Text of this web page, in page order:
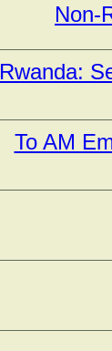
Non-
Rwanda:
To AM